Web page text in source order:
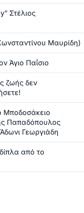
Στέλιος
Μαυρίδη)
Άγιο Παΐσιο
ζωής δεν
Μποδοσάκειο
Παπαδόπουλος
Γεωργιάδη
από το